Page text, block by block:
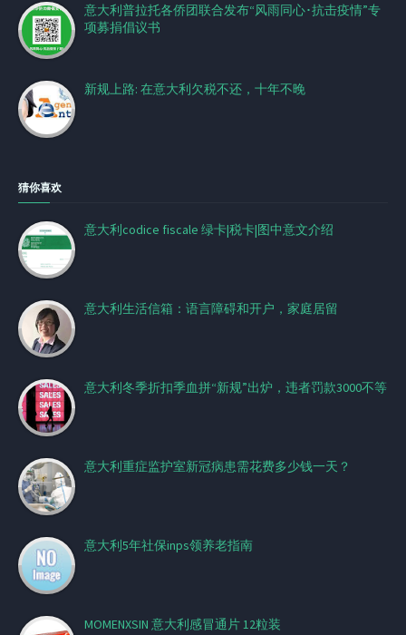
意大利普拉托各侨团联合发布“风雨同心･抗击疫情”专
项募捐倡议书
新规上路: 在意大利欠税不还，十年不晚
猜你喜欢
意大利codice fiscale 绿卡|税卡|图中意文介绍
意大利生活信箱：语言障碍和开户，家庭居留
意大利冬季折扣季血拼“新规”出炉，违者罚款3000不等
意大利重症监护室新冠病患需花费多少钱一天？
意大利5年社保inps领养老指南
MOMENXSIN 意大利感冒通片 12粒装